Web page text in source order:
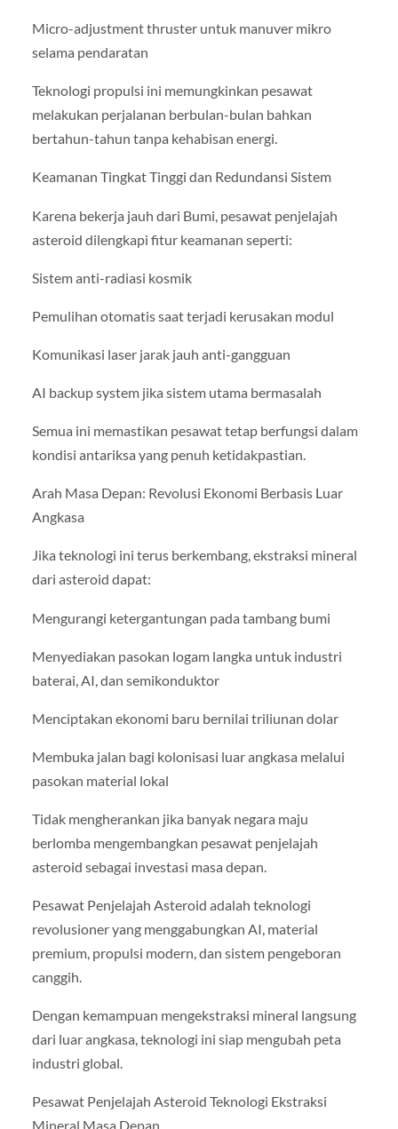
Micro-adjustment thruster untuk manuver mikro
selama pendaratan
Teknologi propulsi ini memungkinkan pesawat
melakukan perjalanan berbulan-bulan bahkan
bertahun-tahun tanpa kehabisan energi.
Keamanan Tingkat Tinggi dan Redundansi Sistem
Karena bekerja jauh dari Bumi, pesawat penjelajah
asteroid dilengkapi fitur keamanan seperti:
Sistem anti-radiasi kosmik
Pemulihan otomatis saat terjadi kerusakan modul
Komunikasi laser jarak jauh anti-gangguan
AI backup system jika sistem utama bermasalah
Semua ini memastikan pesawat tetap berfungsi dalam
kondisi antariksa yang penuh ketidakpastian.
Arah Masa Depan: Revolusi Ekonomi Berbasis Luar
Angkasa
Jika teknologi ini terus berkembang, ekstraksi mineral
dari asteroid dapat:
Mengurangi ketergantungan pada tambang bumi
Menyediakan pasokan logam langka untuk industri
baterai, AI, dan semikonduktor
Menciptakan ekonomi baru bernilai triliunan dolar
Membuka jalan bagi kolonisasi luar angkasa melalui
pasokan material lokal
Tidak mengherankan jika banyak negara maju
berlomba mengembangkan pesawat penjelajah
asteroid sebagai investasi masa depan.
Pesawat Penjelajah Asteroid adalah teknologi
revolusioner yang menggabungkan AI, material
premium, propulsi modern, dan sistem pengeboran
canggih.
Dengan kemampuan mengekstraksi mineral langsung
dari luar angkasa, teknologi ini siap mengubah peta
industri global.
Pesawat Penjelajah Asteroid Teknologi Ekstraksi
Mineral Masa Depan